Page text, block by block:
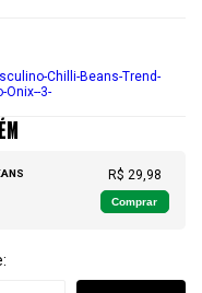
R$ 29,98
Comprar